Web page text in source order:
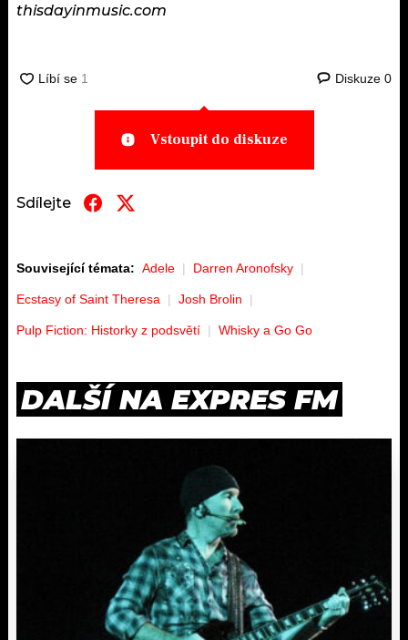
thisdayinmusic.com
Diskuze 0
Vstoupit do diskuze
Sdílejte
Související témata: Adele Darren Aronofsky
Ecstasy of Saint Theresa Josh Brolin
Pulp Fiction: Historky z podsvětí Whisky a Go Go
DALŠÍ NA EXPRES FM